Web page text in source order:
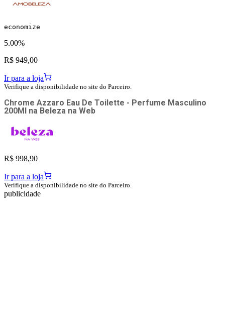
economize
5.00%
R$ 949,00
Ir para a loja
Verifique a disponibilidade no site do Parceiro.
Chrome Azzaro Eau De Toilette - Perfume Masculino
200Ml na Beleza na Web
R$ 998,90
Ir para a loja
Verifique a disponibilidade no site do Parceiro.
publicidade